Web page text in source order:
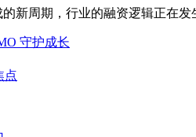
周期，行业的融资逻辑正在发
守护成长
点